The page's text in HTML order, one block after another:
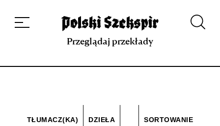
projekcie
Kontakt Indeks strony Aplikacja
Repozytorium XIX w.
Przeglądaj przekłady
TŁUMACZ(KA) DZIEŁA SORTOWANIE